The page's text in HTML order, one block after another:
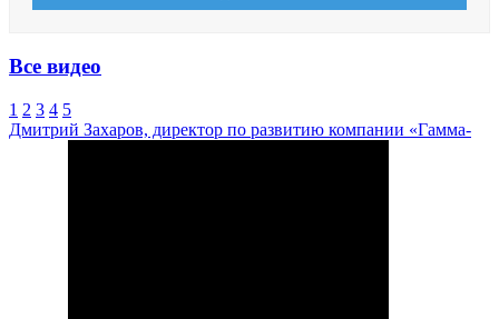
Все видео
1 2 3 4 5
Дмитрий Захаров, директор по развитию компании «Гамма-